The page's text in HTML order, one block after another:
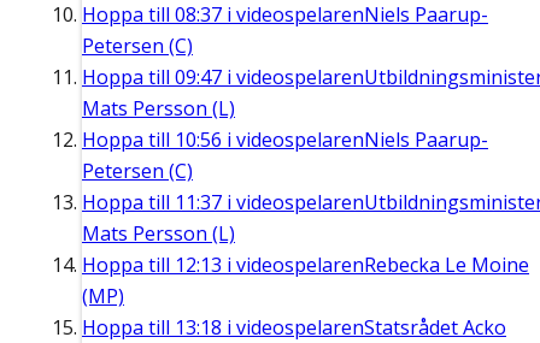
Hoppa till 08:37 i videospelarenNiels Paarup-
Petersen (C)
Hoppa till 09:47 i videospelaren
Mats Persson (L)
Hoppa till 10:56 i videospelarenNiels Paarup-
Petersen (C)
Hoppa till 11:37 i videospelaren
Mats Persson (L)
Hoppa till 12:13 i videospelarenRebecka Le Moine
(MP)
Hoppa till 13:18 i videospelarenStatsrådet Acko